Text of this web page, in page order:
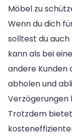
Möbel zu
Wenn du dich
solltest du auch
kann als bei
andere Kunden
abholen und
Verzögerungen
Trotzdem bietet